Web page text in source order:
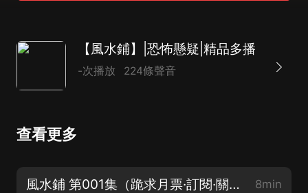
【風水鋪】|恐怖懸疑|精品多播
-次播放 224條聲音
查看更多
風水鋪 第001集（跪求月票·訂閱·關注·評論·點讚） 8min